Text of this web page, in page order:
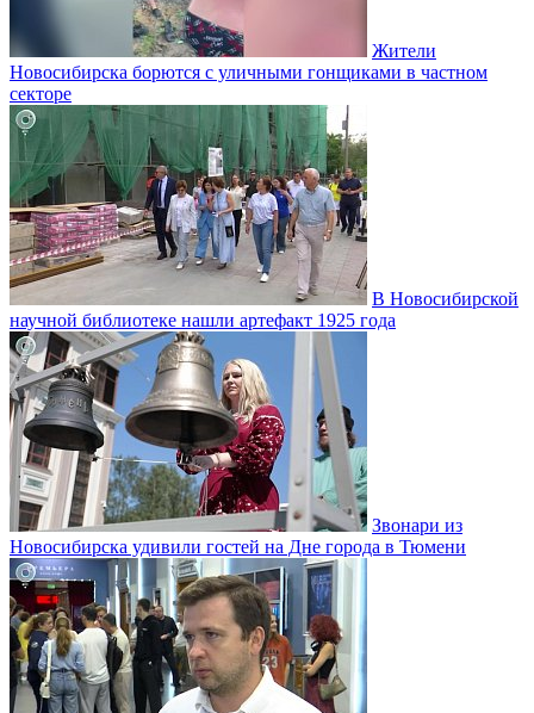
Жители
Новосибирска борются с уличными гонщиками в частном
секторе
В Новосибирской
научной библиотеке нашли артефакт 1925 года
Звонари из
Новосибирска удивили гостей на Дне города в Тюмени